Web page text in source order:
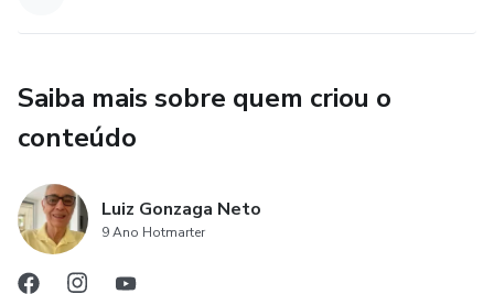
Saiba mais sobre quem criou o
conteúdo
Luiz Gonzaga Neto
9 Ano Hotmarter